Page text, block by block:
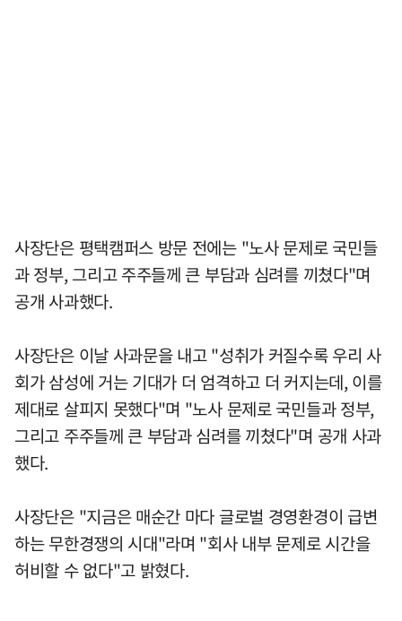
사장단은 평택캠퍼스 방문 전에는 "노사 문제로 국민들
과 정부, 그리고 주주들께 큰 부담과 심려를 끼쳤다"며
공개 사과했다.
사장단은 이날 사과문을 내고 "성취가 커질수록 우리 사
회가 삼성에 거는 기대가 더 엄격하고 더 커지는데, 이를
제대로 살피지 못했다"며 "노사 문제로 국민들과 정부,
그리고 주주들께 큰 부담과 심려를 끼쳤다"며 공개 사과
했다.
사장단은 "지금은 매순간 마다 글로벌 경영환경이 급변
하는 무한경쟁의 시대"라며 "회사 내부 문제로 시간을
허비할 수 없다"고 밝혔다.